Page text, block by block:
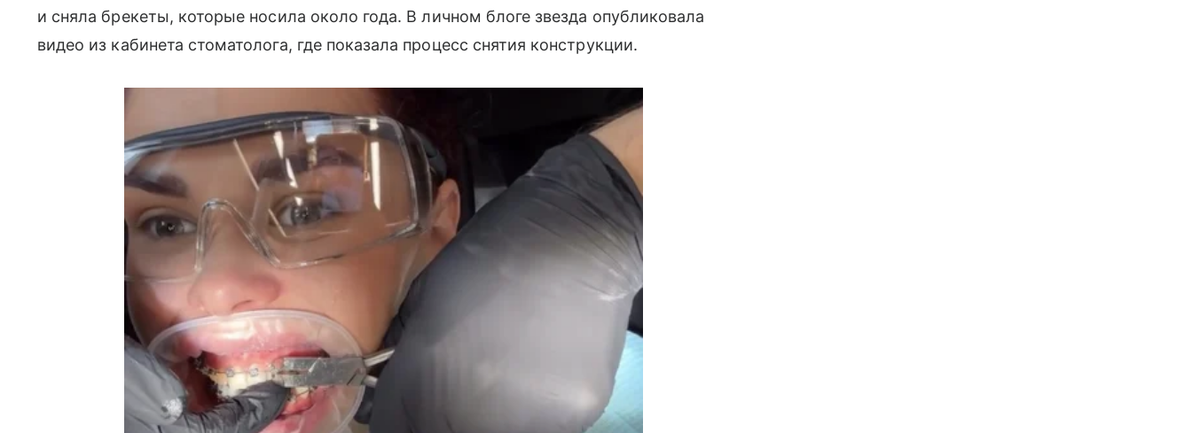
и сняла брекеты, которые носила около года. В личном блоге звезда опубликовала
видео из кабинета стоматолога, где показала процесс снятия конструкции.